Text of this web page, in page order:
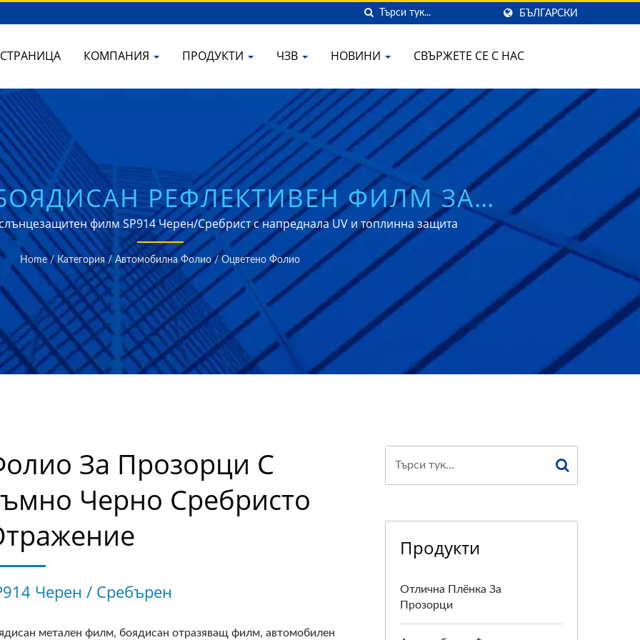
БЪЛГАРСКИ
КОМПАНИЯ ПРОДУКТИ ЧЗВ НОВИНИ СВЪРЖЕТЕ СЕ С НАС
РЕФЛЕКТИВЕН ФИЛМ ЗА
ЗАТЪМНЯВАНЕ
филм SP914 Черен/Сребрист с напреднала UV и топлинна защита
Home / Категория / Автомобилна Фолио / Оцветено Фолио
За Прозорци С
Черно Сребристо
Черен / Сребърен
метален филм, боядисан отразяващ филм, автомобилен
Продукти
Отлична Плёнка За
Прозорци